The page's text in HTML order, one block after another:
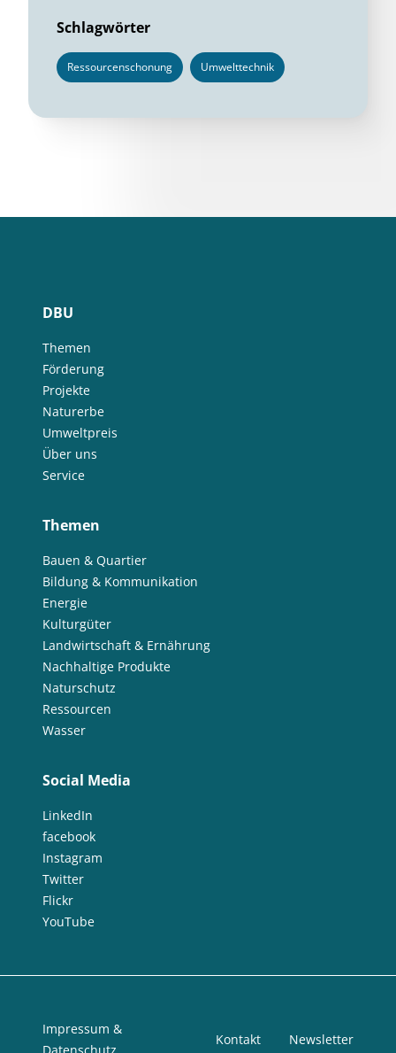
Schlagwörter
Ressourcenschonung Umwelttechnik
DBU
Themen
Förderung
Projekte
Naturerbe
Umweltpreis
Über uns
Service
Themen
Bauen & Quartier
Bildung & Kommunikation
Energie
Kulturgüter
Landwirtschaft & Ernährung
Nachhaltige Produkte
Naturschutz
Ressourcen
Wasser
Social Media
LinkedIn
facebook
Instagram
Twitter
Flickr
YouTube
Impressum &
Kontakt Newsletter